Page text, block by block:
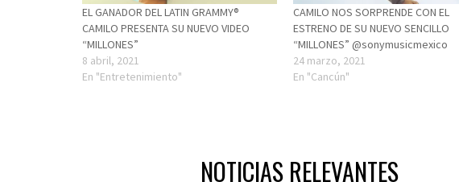
EL GANADOR DEL LATIN GRAMMY®
CAMILO PRESENTA SU NUEVO VIDEO
“MILLONES”
8 abril, 2021
En "Entretenimiento"
CAMILO NOS SORPRENDE CON EL
ESTRENO DE SU NUEVO SENCILLO
“MILLONES” @sonymusicmexico
24 marzo, 2021
En "Cancún"
NOTICIAS RELEVANTES